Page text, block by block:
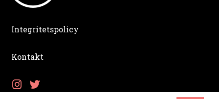
Integritetspolicy
Kontakt